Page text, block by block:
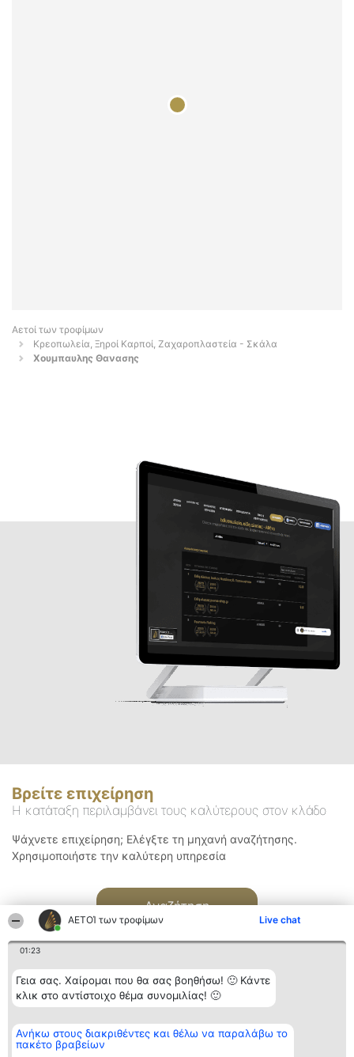
ΑΕΤΟΊ των τροφίμων Live chat
01:23
Γεια σας. Χαίρομαι που θα σας βοηθήσω! 🙂 Κάντε
κλικ στο αντίστοιχο θέμα συνομιλίας! 🙂
Ανήκω στους διακριθέντες και θέλω να παραλάβω το
πακέτο βραβείων
Αετοί των τροφίμων
Κρεοπωλεία, Ξηροί Καρποί, Ζαχαροπλαστεία - Σκάλα
Χουμπαυλης Θανασης
Βρείτε επιχείρηση
Η κατάταξη περιλαμβάνει τους καλύτερους στον κλάδο
Ψάχνετε επιχείρηση; Ελέγξτε τη μηχανή αναζήτησης.
Χρησιμοποιήστε την καλύτερη υπηρεσία
Αναζήτηση
Διοργανωτής της
κατάταξης
BEAUTIFUL COMPANY
Κατάταξη
Διακριθέντες
Επικοινωνία
Επικοινωνία